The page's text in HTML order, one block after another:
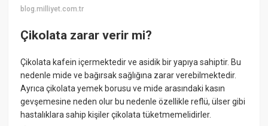
blog.milliyet.com.tr
Çikolata zarar verir mi?
Çikolata kafein içermektedir ve asidik bir yapıya sahiptir. Bu
nedenle mide ve bağırsak sağlığına zarar verebilmektedir.
Ayrıca çikolata yemek borusu ve mide arasındaki kasın
gevşemesine neden olur bu nedenle özellikle reflü, ülser gibi
hastalıklara sahip kişiler çikolata tüketmemelidirler.